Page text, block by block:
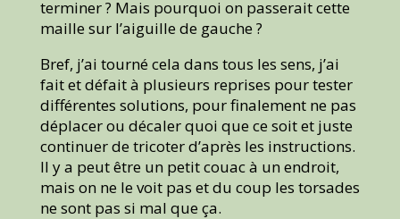
terminer ? Mais pourquoi on passerait cette
maille sur l’aiguille de gauche ?
Bref, j’ai tourné cela dans tous les sens, j’ai
fait et défait à plusieurs reprises pour tester
différentes solutions, pour finalement ne pas
déplacer ou décaler quoi que ce soit et juste
continuer de tricoter d’après les instructions.
Il y a peut être un petit couac à un endroit,
mais on ne le voit pas et du coup les torsades
ne sont pas si mal que ça.